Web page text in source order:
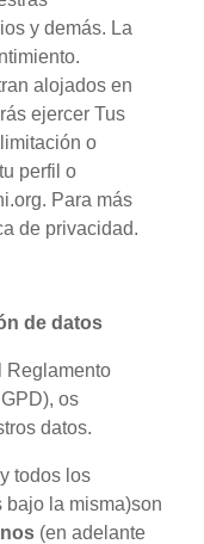
y demás. La
alojados en
ejercer Tus
o
perfil o
Para más
de privacidad.
de datos
Reglamento
os
datos.
todos los
la misma)son
(en adelante